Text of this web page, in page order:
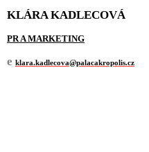
KLÁRA KADLECOVÁ
PR A MARKETING
e klara.kadlecova@palacakropolis.cz